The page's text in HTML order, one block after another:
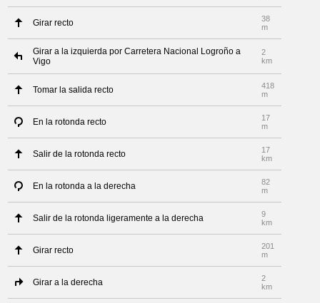
Girar recto
38
m
Girar a la izquierda por Carretera Nacional Logroño a
Vigo
2
km
Tomar la salida recto
418
m
En la rotonda recto
17
m
Salir de la rotonda recto
17
km
En la rotonda a la derecha
82
m
Salir de la rotonda ligeramente a la derecha
9
km
Girar recto
201
m
Girar a la derecha
2
km